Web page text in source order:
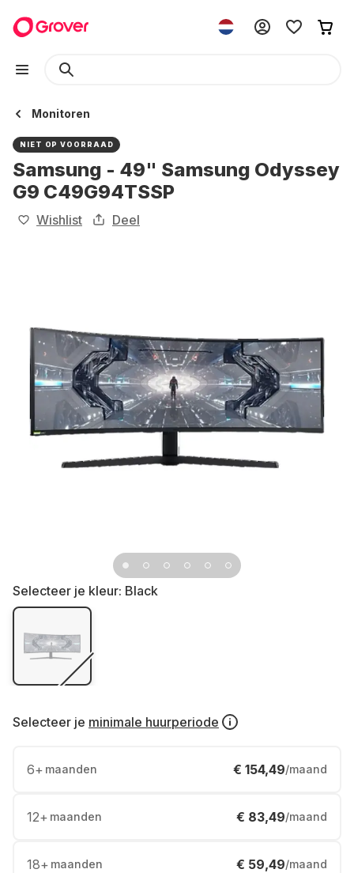
Monitoren
NIET OP VOORRAAD
Samsung - 49" Samsung Odyssey
G9 C49G94TSSP
Wishlist Deel
Selecteer je kleur: Black
Selecteer je minimale huurperiode
6+ maanden € 154,49/maand
12+ maanden € 83,49/maand
18+ maanden € 59,49/maand